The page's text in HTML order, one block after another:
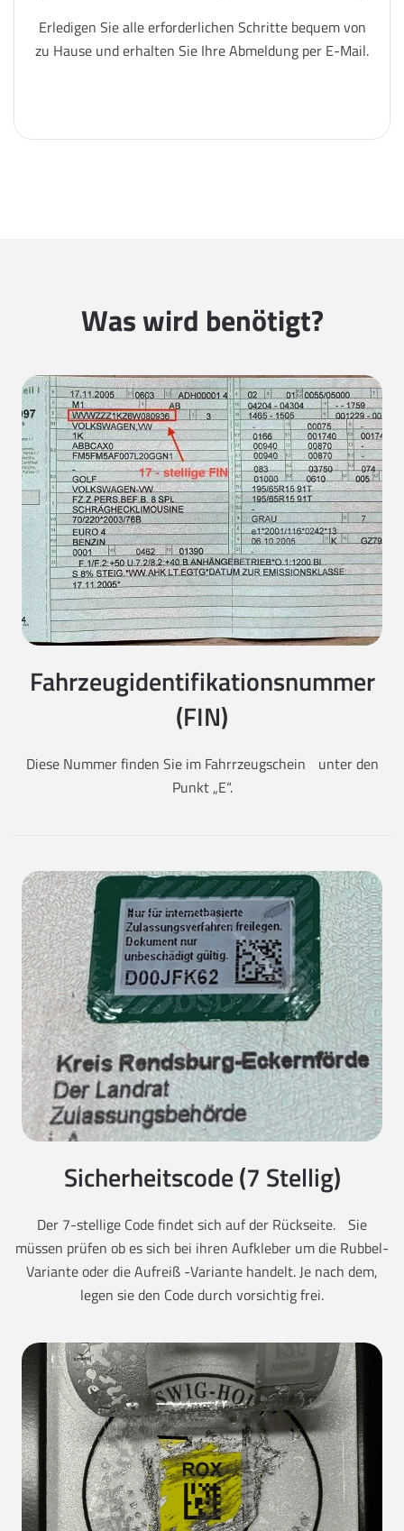
Erledigen Sie alle erforderlichen Schritte bequem von
zu Hause und erhalten Sie Ihre Abmeldung per E-Mail.
Was wird benötigt?
Fahrzeugidentifikationsnummer
(FIN)
Diese Nummer finden Sie im Fahrrzeugschein unter den
Punkt „E“.
Sicherheitscode (7 Stellig)
Der 7-stellige Code findet sich auf der Rückseite. Sie
müssen prüfen ob es sich bei ihren Aufkleber um die Rubbel-
Variante oder die Aufreiß -Variante handelt. Je nach dem,
legen sie den Code durch vorsichtig frei.